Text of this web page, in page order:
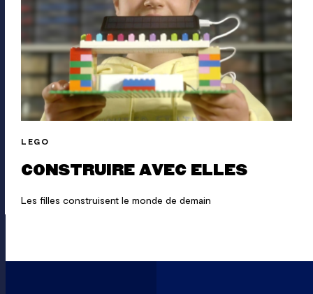
LEGO
CONSTRUIRE AVEC ELLES
Les filles construisent le monde de demain